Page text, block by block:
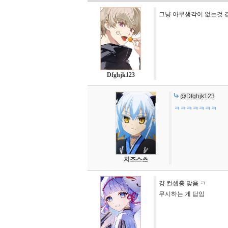
Dfghjk123
그냥 아무생각이 없는것
치즈스츠
@Dfghjk123
ㅋㅋㅋㅋㅋㅋㅋ
걍 컨셉충 맞음 ㅋ
무시하는 게 답임